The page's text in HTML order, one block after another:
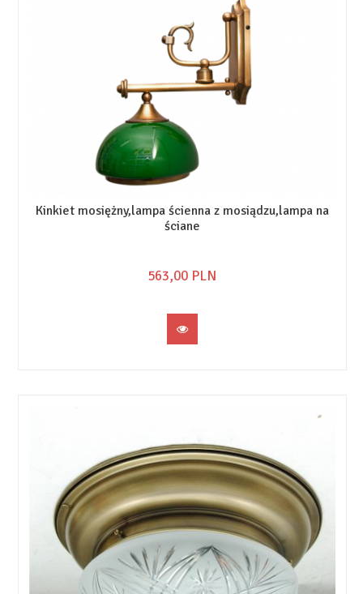
Kinkiet mosiężny,lampa ścienna z mosiądzu,lampa na
ściane
563,00 PLN